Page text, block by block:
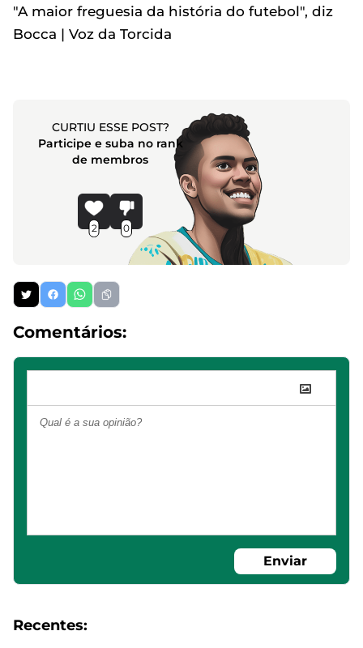
"A maior freguesia da história do futebol", diz
Bocca | Voz da Torcida
CURTIU ESSE POST?
Participe e suba no rank
de membros
2 0
Comentários:
Enviar
Recentes: